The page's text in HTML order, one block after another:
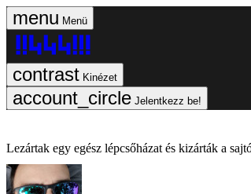
Menü
Kinézet
Jelentkezz be!
Lezártak egy egész lépcsőházat és kizárták a